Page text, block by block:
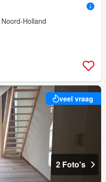
Holland
veel vraag
2 Foto's